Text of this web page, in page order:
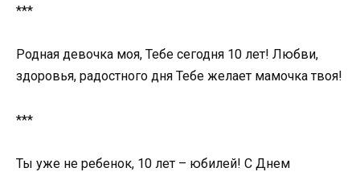
***
Родная девочка моя, Тебе сегодня 10 лет! Любви,
здоровья, радостного дня Тебе желает мамочка твоя!
***
Ты уже не ребенок, 10 лет – юбилей! С Днем